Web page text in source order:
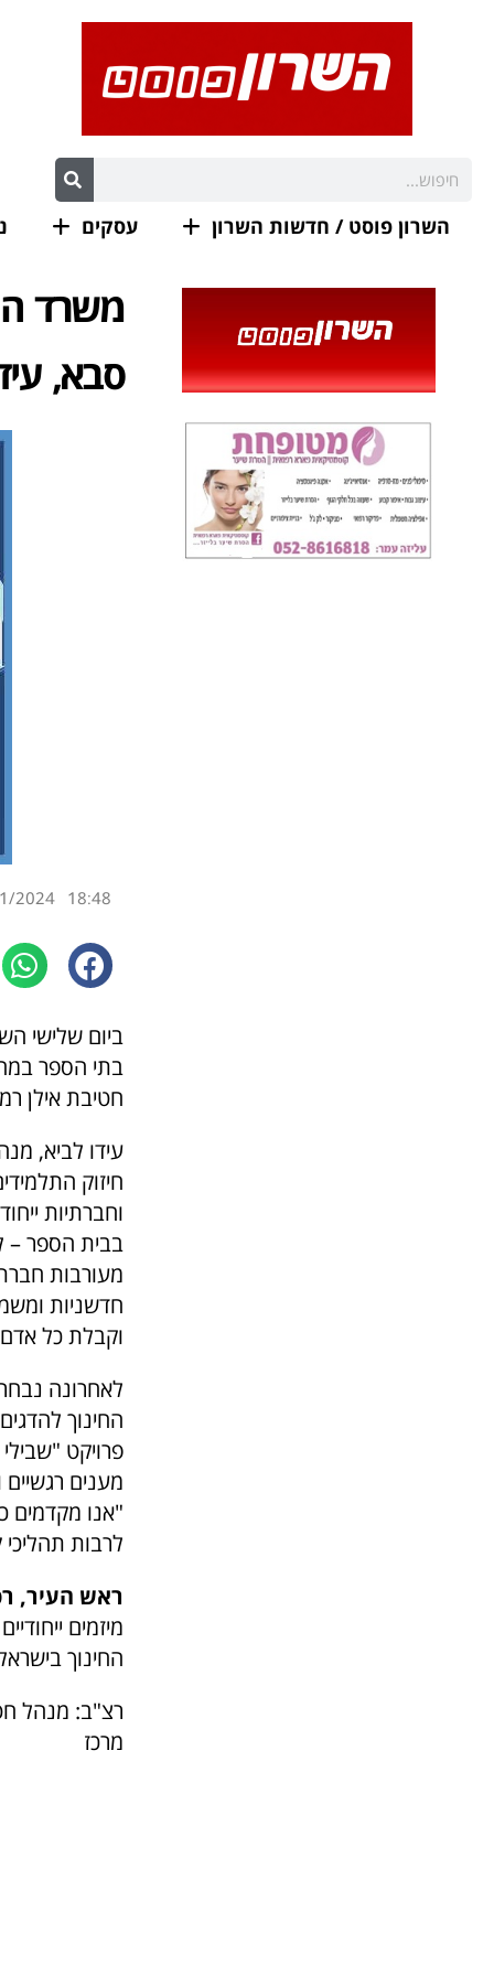
השרון פוסט / חדשות השרון עסקים
משרד
סבא,
18:48
2024
חטיבת אילן
עידו לביא,
חיזוק
וחברתיות
בבית הספר –
מעורבות
חדשניות
וקבלת כל
לאחרונה
החינוך
פרויקט
מענים
"אנו מקדמים
לרבות
ראש העיר,
מיזמים
החינוך
רצ"ב: מנהל
מרכז